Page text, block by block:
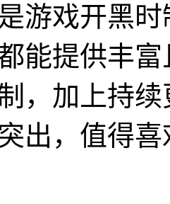
游戏开黑
能提供丰
，加上持
出，值得